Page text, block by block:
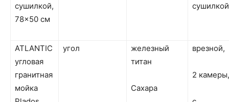
сушилкой,
78×50 см
сушилкой
ATLANTIC
угловая
гранитная
мойка
угол
железный
титан
Сахара
врезной,
2 камеры,